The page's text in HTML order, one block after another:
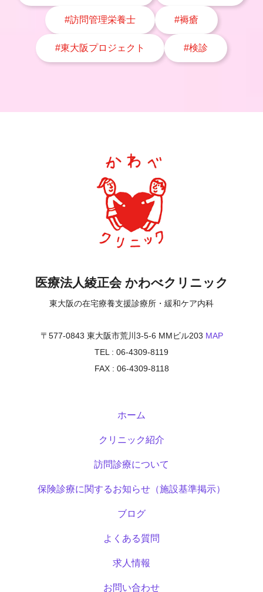
#訪問管理栄養士 #褥瘡
#東大阪プロジェクト #検診
医療法人綾正会 かわべクリニック
東大阪の在宅療養支援診療所・緩和ケア内科
〒577-0843 東大阪市荒川3-5-6 MMビル203 MAP
TEL : 06-4309-8119
FAX : 06-4309-8118
ホーム
クリニック紹介
訪問診療について
保険診療に関するお知らせ（施設基準掲示）
ブログ
よくある質問
求人情報
お問い合わせ